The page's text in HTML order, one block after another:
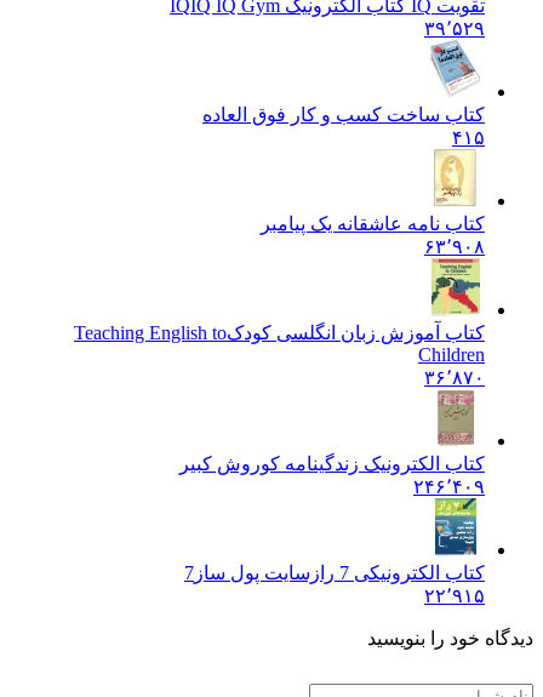
تقویت IQ کتاب الکترونیک IQ
IQ IQ Gym
۳۹٬۵۲۹
کتاب ساخت کسب و کار فوق العاده
کتاب نامه عاشقانه یک پیامبر
۶۳٬۹۰۸
کتاب آموزش زبان انگلسی کودکTeaching English to
Children
۳۶٬۸۷۰
کتاب الکترونیک زندگینامه کوروش کبیر
۲۴۶٬۴۰۹
کتاب الکترونیکی 7 رازسایت‌‌ پول‌ ساز
7
۲۲٬۹۱۵
خود را بنویسید